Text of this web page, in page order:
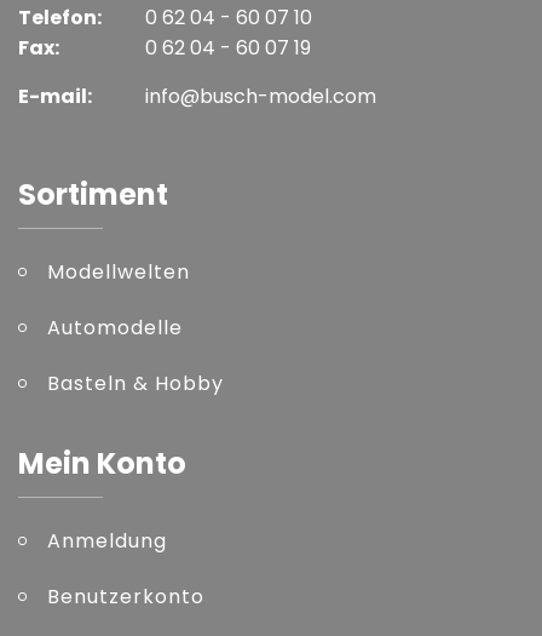
Telefon:
Fax:
0 62 04 - 60 07 10
0 62 04 - 60 07 19
E-mail:
info@busch-model.com
Sortiment
Modellwelten
Automodelle
Basteln & Hobby
Mein Konto
Anmeldung
Benutzerkonto